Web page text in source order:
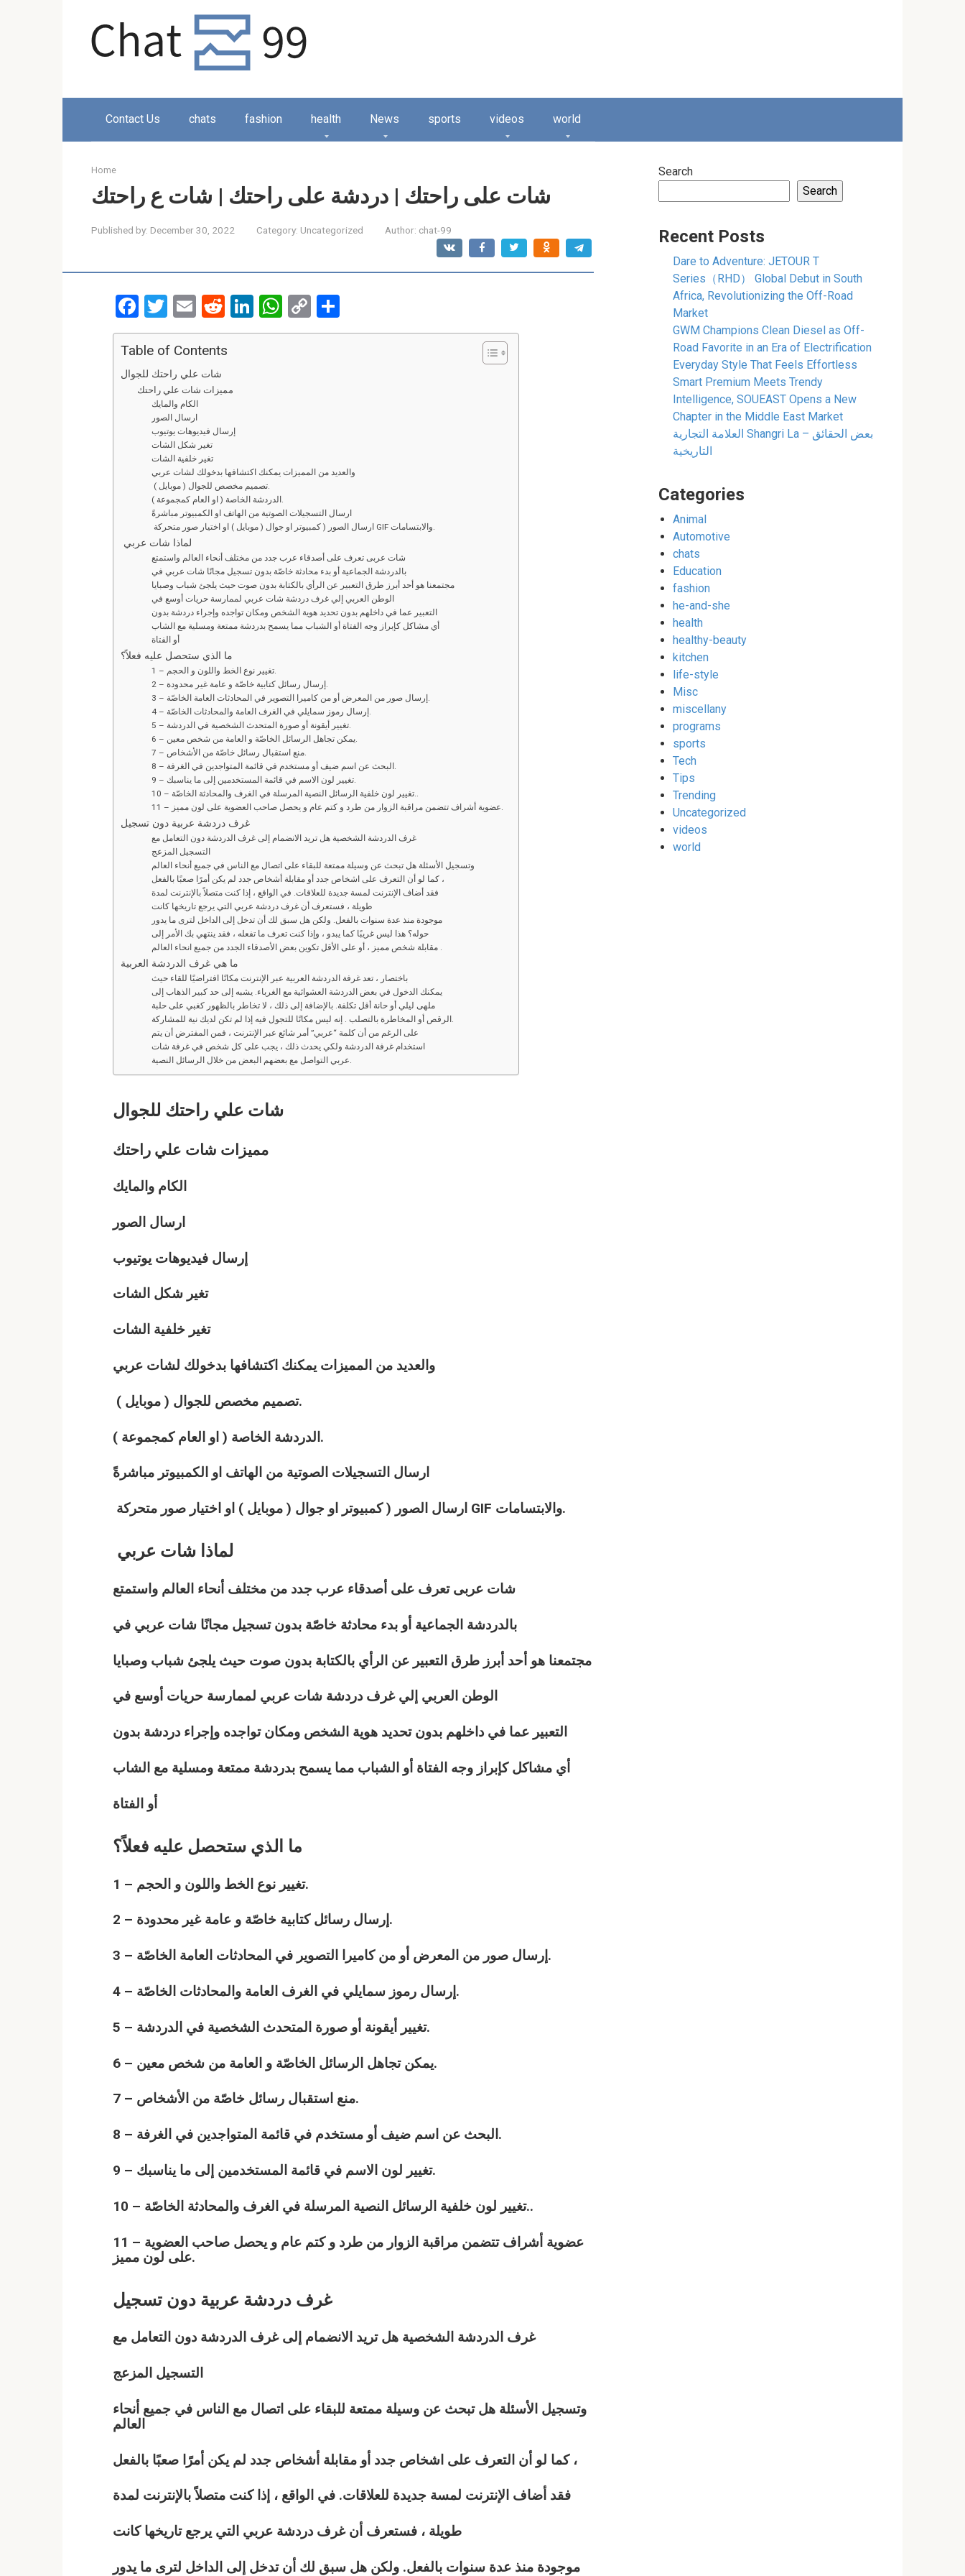
Contact Us chats fashion health News sports videos world
Home
شات على راحتك | دردشة على راحتك | شات ع راحتك
Published by: December 30, 2022 Category: Uncategorized Author: chat-99
F
a
ce
b
o
T
wi
tt
er
E
m
ail
R
e
d
t
Li
n
W
h
C
o
h
Table of Contents
شات علي راحتك للجوال
مميزات شات علي راحتك
الكام والمايك
ارسال الصور
إرسال فيديوهات يوتيوب
تغير شكل الشات
تغير خلفية الشات
والعديد من المميزات يمكنك اكتشافها بدخولك لشات عربي
تصميم مخصص للجوال ( موبايل ).
الدردشة الخاصة ( او العام كمجموعة ).
ارسال التسجيلات الصوتية من الهاتف او الكمبيوتر مباشرةً
ارسال الصور ( كمبيوتر او جوال ( موبايل ) او اختيار صور متحركة GIF والابتسامات.
لماذا شات عربي
شات عربى تعرف على أصدقاء عرب جدد من مختلف أنحاء العالم واستمتع
بالدردشة الجماعية أو بدء محادثة خاصّة بدون تسجيل مجانًا شات عربي في
مجتمعنا هو أحد أبرز طرق التعبير عن الرأي بالكتابة بدون صوت حيث يلجئ شباب وصبايا
الوطن العربي إلي غرف دردشة شات عربي لممارسة حريات أوسع في
التعبير عما في داخلهم بدون تحديد هوية الشخص ومكان تواجده وإجراء دردشة بدون
أي مشاكل كإبراز وجه الفتاة أو الشباب مما يسمح بدردشة ممتعة ومسلية مع الشاب
أو الفتاة
ما الذي ستحصل عليه فعلاً؟
1 – تغيير نوع الخط واللون و الحجم.
2 – إرسال رسائل كتابية خاصّة و عامة غير محدودة.
3 – إرسال صور من المعرض أو من كاميرا التصوير في المحادثات العامة الخاصّة.
4 – إرسال رموز سمايلي في الغرف العامة والمحادثات الخاصّة.
5 – تغيير أيقونة أو صورة المتحدث الشخصية في الدردشة.
6 – يمكن تجاهل الرسائل الخاصّة و العامة من شخص معين.
7 – منع استقبال رسائل خاصّة من الأشخاص.
8 – البحث عن اسم ضيف أو مستخدم في قائمة المتواجدين في الغرفة.
9 – تغيير لون الاسم في قائمة المستخدمين إلى ما يناسبك.
10 – تغيير لون خلفية الرسائل النصية المرسلة في الغرف والمحادثة الخاصّة..
11 – عضوية أشراف تتضمن مراقبة الزوار من طرد و كتم عام و يحصل صاحب العضوية على لون مميز.
غرف دردشة عربية دون تسجيل
غرف الدردشة الشخصية هل تريد الانضمام إلى غرف الدردشة دون التعامل مع
التسجيل المزعج
وتسجيل الأسئلة هل تبحث عن وسيلة ممتعة للبقاء على اتصال مع الناس في جميع أنحاء العالم
كما لو أن التعرف على اشخاص جدد أو مقابلة أشخاص جدد لم يكن أمرًا صعبًا بالفعل ،
فقد أضاف الإنترنت لمسة جديدة للعلاقات. في الواقع ، إذا كنت متصلاً بالإنترنت لمدة
طويلة ، فستعرف أن غرف دردشة عربي التي يرجع تاريخها كانت
موجودة منذ عدة سنوات بالفعل. ولكن هل سبق لك أن تدخل إلى الداخل لترى ما يدور
حوله؟ هذا ليس غريبًا كما يبدو ، وإذا كنت تعرف ما تفعله ، فقد ينتهي بك الأمر إلى
مقابلة شخص مميز ، أو على الأقل تكوين بعض الأصدقاء الجدد من جميع انحاء العالم .
ما هي غرف الدردشة العربية
باختصار ، تعد غرفة الدردشة العربية عبر الإنترنت مكانًا افتراضيًا للقاء حيث
يمكنك الدخول في بعض الدردشة العشوائية مع الغرباء. يشبه إلى حد كبير الذهاب إلى
ملهى ليلي أو حانة أقل تكلفة. بالإضافة إلى ذلك ، لا تخاطر بالظهور كغبي على حلبة
الرقص أو المخاطرة بالتصلب . إنه ليس مكانًا للتجول فيه إذا لم تكن لديك نية للمشاركة.
على الرغم من أن كلمة “عربي” أمر شائع عبر الإنترنت ، فمن المفترض أن يتم
استخدام غرفة الدردشة ولكي يحدث ذلك ، يجب على كل شخص في غرفة شات
عربي التواصل مع بعضهم البعض من خلال الرسائل النصية.
شات علي راحتك للجوال
مميزات شات علي راحتك
الكام والمايك
ارسال الصور
إرسال فيديوهات يوتيوب
تغير شكل الشات
تغير خلفية الشات
والعديد من المميزات يمكنك اكتشافها بدخولك لشات عربي
تصميم مخصص للجوال ( موبايل ).
الدردشة الخاصة ( او العام كمجموعة ).
ارسال التسجيلات الصوتية من الهاتف او الكمبيوتر مباشرةً
ارسال الصور ( كمبيوتر او جوال ( موبايل ) او اختيار صور متحركة GIF والابتسامات.
لماذا شات عربي
شات عربى تعرف على أصدقاء عرب جدد من مختلف أنحاء العالم واستمتع
بالدردشة الجماعية أو بدء محادثة خاصّة بدون تسجيل مجانًا شات عربي في
مجتمعنا هو أحد أبرز طرق التعبير عن الرأي بالكتابة بدون صوت حيث يلجئ شباب وصبايا
الوطن العربي إلي غرف دردشة شات عربي لممارسة حريات أوسع في
التعبير عما في داخلهم بدون تحديد هوية الشخص ومكان تواجده وإجراء دردشة بدون
أي مشاكل كإبراز وجه الفتاة أو الشباب مما يسمح بدردشة ممتعة ومسلية مع الشاب
أو الفتاة
ما الذي ستحصل عليه فعلاً؟
1 – تغيير نوع الخط واللون و الحجم.
2 – إرسال رسائل كتابية خاصّة و عامة غير محدودة.
3 – إرسال صور من المعرض أو من كاميرا التصوير في المحادثات العامة الخاصّة.
4 – إرسال رموز سمايلي في الغرف العامة والمحادثات الخاصّة.
5 – تغيير أيقونة أو صورة المتحدث الشخصية في الدردشة.
6 – يمكن تجاهل الرسائل الخاصّة و العامة من شخص معين.
7 – منع استقبال رسائل خاصّة من الأشخاص.
8 – البحث عن اسم ضيف أو مستخدم في قائمة المتواجدين في الغرفة.
9 – تغيير لون الاسم في قائمة المستخدمين إلى ما يناسبك.
10 – تغيير لون خلفية الرسائل النصية المرسلة في الغرف والمحادثة الخاصّة..
11 – عضوية أشراف تتضمن مراقبة الزوار من طرد و كتم عام و يحصل صاحب العضوية
على لون مميز.
غرف دردشة عربية دون تسجيل
غرف الدردشة الشخصية هل تريد الانضمام إلى غرف الدردشة دون التعامل مع
التسجيل المزعج
وتسجيل الأسئلة هل تبحث عن وسيلة ممتعة للبقاء على اتصال مع الناس في جميع أنحاء
العالم
كما لو أن التعرف على اشخاص جدد أو مقابلة أشخاص جدد لم يكن أمرًا صعبًا بالفعل ،
فقد أضاف الإنترنت لمسة جديدة للعلاقات. في الواقع ، إذا كنت متصلاً بالإنترنت لمدة
طويلة ، فستعرف أن غرف دردشة عربي التي يرجع تاريخها كانت
موجودة منذ عدة سنوات بالفعل. ولكن هل سبق لك أن تدخل إلى الداخل لترى ما يدور
Search
Search
Recent Posts
Dare to Adventure: JETOUR T
Series（RHD） Global Debut in South
Africa, Revolutionizing the Off-Road
Market
GWM Champions Clean Diesel as Off-
Road Favorite in an Era of Electrification
Everyday Style That Feels Effortless
Smart Premium Meets Trendy
Intelligence, SOUEAST Opens a New
Chapter in the Middle East Market
العلامة التجارية Shangri La – بعض الحقائق
التاريخية
Categories
Animal
Automotive
chats
Education
fashion
he-and-she
health
healthy-beauty
kitchen
life-style
Misc
miscellany
programs
sports
Tech
Tips
Trending
Uncategorized
videos
world